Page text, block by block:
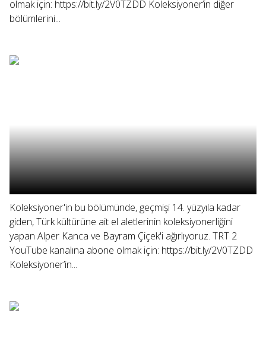
olmak için: https://bit.ly/2V0TZDD Koleksiyoner’in diğer
bölümlerini...
Koleksiyoner'in bu bölümünde, geçmişi 14. yüzyıla kadar
giden, Türk kültürüne ait el aletlerinin koleksiyonerliğini
yapan Alper Kanca ve Bayram Çiçek'i ağırlıyoruz. TRT 2
YouTube kanalına abone olmak için: https://bit.ly/2V0TZDD
Koleksiyoner’in...